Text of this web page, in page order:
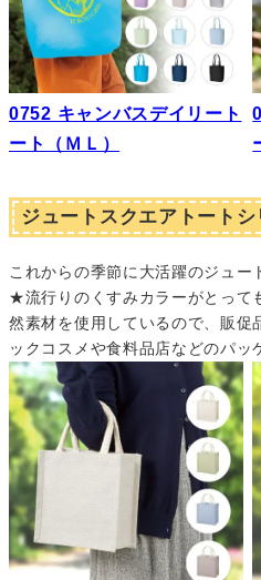
0752 キャンバスデイリート
ート（ＭＬ）
ジュートスクエアトートシ
これからの季節に大活躍のジュー
★流行りのくすみカラーがとって
然素材を使用しているので、販促
ックコスメや食料品店などのパッ